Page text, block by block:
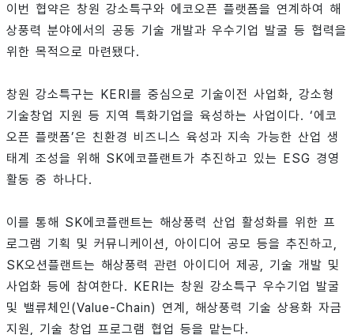
이번 협약은 창원 강소특구와 에코오픈 플랫폼을 연계하여 해
상풍력 분야에서의 공동 기술 개발과 우수기업 발굴 등 협력을
위한 목적으로 마련됐다.
창원 강소특구는 KERI를 중심으로 기술이전 사업화, 강소형
기술창업 지원 등 지역 특화기업을 육성하는 사업이다. ‘에코
오픈 플랫폼’은 친환경 비즈니스 육성과 지속 가능한 산업 생
태계 조성을 위해 SK에코플랜트가 추진하고 있는 ESG 경영
활동 중 하나다.
이를 통해 SK에코플랜트는 해상풍력 산업 활성화를 위한 프
로그램 기획 및 커뮤니케이션, 아이디어 공모 등을 추진하고,
SK오션플랜트는 해상풍력 관련 아이디어 제공, 기술 개발 및
사업화 등에 참여한다. KERI는 창원 강소특구 우수기업 발굴
및 밸류체인(Value-Chain) 연계, 해상풍력 기술 상용화 자금
지원, 기술 창업 프로그램 협업 등을 맡는다.